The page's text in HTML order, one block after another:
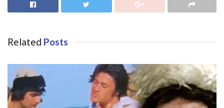
Related Posts